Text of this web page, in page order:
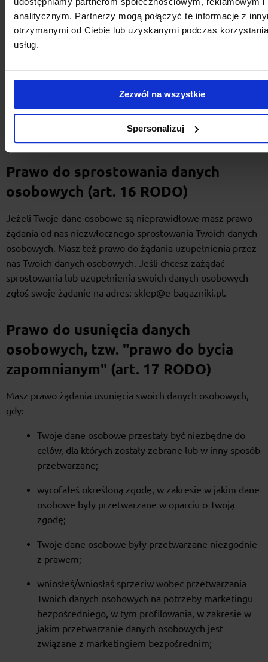
analitycznym. Partnerzy mogą połączyć te informacje z
otrzymanymi od Ciebie lub uzyskanymi podczas
usług.
Zezwól na wszystkie
Spersonalizuj
zautomatyzowanym podejmowaniu decyzji, w tym o
profilowaniu oraz o zabezpieczeniach stosowanych
w związku z przekazaniem tych danych poza Unię
zgłoś swoje żądanie na adres: sklep@e-bagazniki.pl.
Prawo do sprostowania danych
osobowych (art. 16 RODO)
Jeżeli Twoje dane osobowe są nieprawidłowe masz prawo
żądania od nas niezwłocznego sprostowania Twoich danych
osobowych. Masz też prawo do żądania uzupełnienia przez
nas Twoich danych osobowych. Jeśli chcesz zażądać
sprostowania lub uzupełnienia swoich danych osobowych
zgłoś swoje żądanie na adres: sklep@e-bagazniki.pl.
Prawo do usunięcia danych
osobowych, tzw. "prawo do bycia
zapomnianym" (art. 17 RODO)
Masz prawo żądania usunięcia swoich danych osobowych,
gdy:
Twoje dane osobowe przestały być niezbędne do
celów, dla których zostały zebrane lub w inny sposób
przetwarzane;
wycofałeś określoną zgodę, w zakresie w jakim dane
osobowe były przetwarzane w oparciu o Twoją
zgodę;
Twoje dane osobowe były przetwarzane niezgodnie
z prawem;
wniosłeś/wniosłaś sprzeciw wobec przetwarzania
Twoich danych osobowych na potrzeby marketingu
bezpośredniego, w tym profilowania, w zakresie w
jakim przetwarzanie danych osobowych jest
związane z marketingiem bezpośrednim;